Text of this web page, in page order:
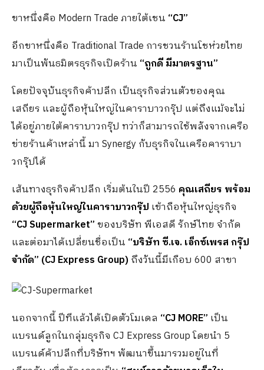
ขาหนึ่งคือ Modern Trade ภายใต้เชน “CJ”
อีกขาหนึ่งคือ Traditional Trade การชวนร้านโชห่วยไทย
มาเป็นพันธมิตรธุรกิจเปิดร้าน “ถูกดี มีมาตรฐาน”
โดยปัจจุบันธุรกิจค้าปลีก เป็นธุรกิจส่วนตัวของคุณ
เสถียร และผู้ถือหุ้นใหญ่ในคาราบาวกรุ๊ป แต่ถึงแม้จะไม่
ได้อยู่ภายใต้คาราบาวกรุ๊ป ทว่าก็สามารถใช้พลังจากเครือ
ข่ายร้านค้าเหล่านี้ มา Synergy กับธุรกิจในเครือคาราบา
วกรุ๊ปได้
เส้นทางธุรกิจค้าปลีก เริ่มต้นในปี 2556 คุณเสถียร พร้อม
ด้วยผู้ถือหุ้นใหญ่ในคาราบาวกรุ๊ป เข้าถือหุ้นใหญ่ธุรกิจ
“CJ Supermarket”ของบริษัท พีเอสดี รักษ์ไทย จำกัด
และต่อมาได้เปลี่ยนชื่อเป็น “บริษัท ซี.เจ. เอ็กซ์เพรส กรุ๊ป
จำกัด”​ (CJ Express Group)ถึงวันนี้มีเกือบ 600 สาขา
นอกจากนี้ ปีทีแล้วได้เปิดตัวโมเดล “CJ MORE” เป็น
แบรนด์ลูกในกลุ่มธุรกิจ CJ Express Group โดยนำ 5
แบรนด์ค้าปลีกที่บริษัทฯ พัฒนาขึ้นมารวมอยู่ในที่